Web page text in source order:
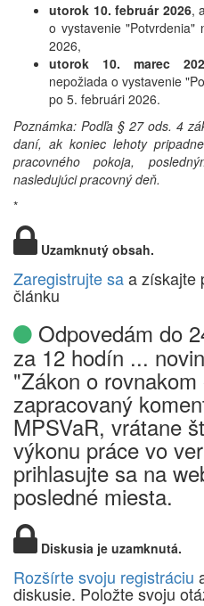
utorok 10. február 2026,
o vystavenie
2026,
utorok 10. marec
nepožiada o vystavenie
po 5. februári 2026.
Poznámka: Podľa § 27 ods. 4
daní, ak koniec lehoty
pracovného pokoja,
nasledujúci pracovný deň.
*
Uzamknutý obsah.
Zaregistrujte saa získajte
článku
Odpovedám do
za 12 hodín ...
"Zákon o
zapracovaný
MPSVaR, vrátane
výkonu práce vo
prihlasujte sa na
posledné miesta.
Diskusia je uzamknutá.
Rozšírte svoju registráciu
diskusie. Položte svoju